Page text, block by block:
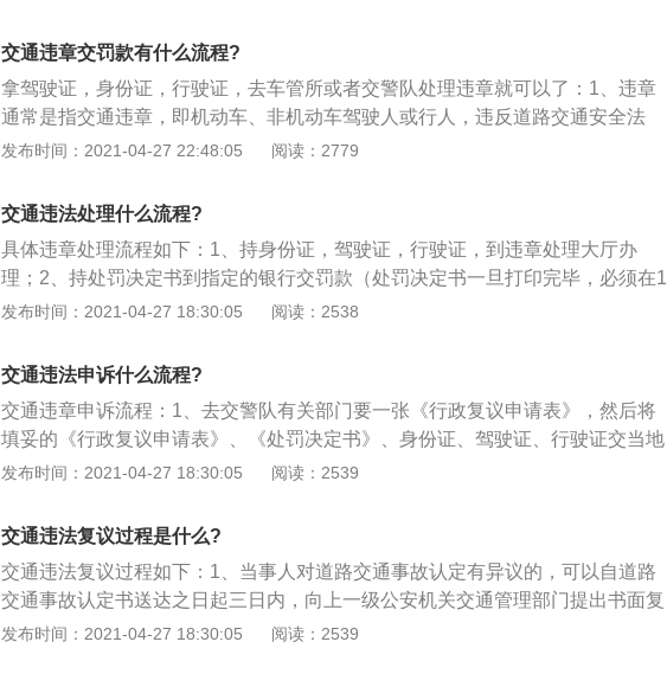
认书到车管所指定的银行缴纳罚款。一般来说，在自动取款机上就可以处理。
交通违章交罚款有什么流程?
拿驾驶证，身份证，行驶证，去车管所或者交警队处理违章就可以了：1、违章
通常是指交通违章，即机动车、非机动车驾驶人或行人，违反道路交通安全法
规、交通管理及影响交通路况的行为。另外，违章也可指违反常规章法处理事
录。现场违章开单通常是由交通执法人员现场取证，并开具处罚决定书；3、当
然也有是城管执法人员开罚的，因为车辆要是停放在人行道上或者非交通用地的
公共场地，属于违反城市管理条例，也属于城管部门管辖。
发布时间：2021-04-27 22:48:05 阅读：2779
交通违法处理什么流程?
具体违章处理流程如下：1、持身份证，驾驶证，行驶证，到违章处理大厅办
理；2、持处罚决定书到指定的银行交罚款（处罚决定书一旦打印完毕，必须在1
5日内交罚款，超过15天的，每天收取3%的滞纳金，滞纳金的总额不能超过罚款
若违法信息没有了，票据就可以扔了，但如果网上还有违法信息没消掉，那就拿
着交款单子到交警队的法制科说明情况，经过工作人员确认后，你的违法信息将
直接删除。
发布时间：2021-04-27 18:30:05 阅读：2538
交通违法申诉什么流程?
交通违章申诉流程：1、去交警队有关部门要一张《行政复议申请表》，然后将
填妥的《行政复议申请表》、《处罚决定书》、身份证、驾驶证、行驶证交当地
公安机关办理；2、填写申诉表，里面有一项是撤销处罚的理由，填写的理由必
后是等待，一般在一周内公安机关将裁决结果通知你，可能撤销违章会成功，也
可能会维持判决。如果对处理结果不服的，可以在接到通知之日起五日内向当地
人民法院起诉。
发布时间：2021-04-27 18:30:05 阅读：2539
交通违法复议过程是什么?
交通违法复议过程如下：1、当事人对道路交通事故认定有异议的，可以自道路
交通事故认定书送达之日起三日内，向上一级公安机关交通管理部门提出书面复
核申请；2、当事人可以自收到《公安行政处罚决定书》《公安交通管理当场处
发布时间：2021-04-27 18:30:05 阅读：2539